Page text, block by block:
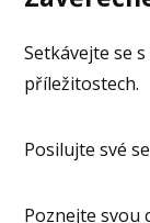
Setkávejte se
příležitostech.
Posilujte své
Poznejte svou